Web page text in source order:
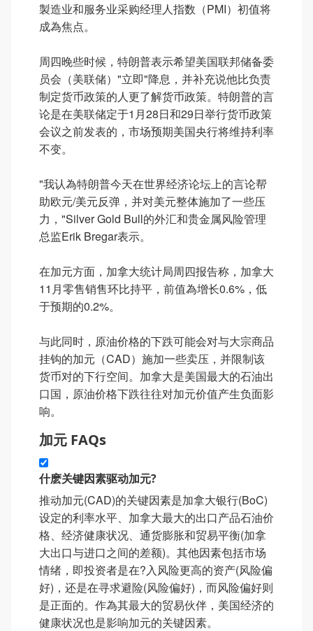
製造业和服务业采购经理人指数（PMI）初值将
成為焦点。
周四晚些时候，特朗普表示希望美国联邦储备委
员会（美联储）"立即"降息，并补充说他比负责
制定货币政策的人更了解货币政策。特朗普的言
论是在美联储定于1月28日和29日举行货币政策
会议之前发表的，市场预期美国央行将维持利率
不变。
"我认為特朗普今天在世界经济论坛上的言论帮
助欧元/美元反弹，并对美元整体施加了一些压
力，"Silver Gold Bull的外汇和贵金属风险管理
总监Erik Bregar表示。
在加元方面，加拿大统计局周四报告称，加拿大
11月零售销售环比持平，前值為增长0.6%，低
于预期的0.2%。
与此同时，原油价格的下跌可能会对与大宗商品
挂钩的加元（CAD）施加一些卖压，并限制该
货币对的下行空间。加拿大是美国最大的石油出
口国，原油价格下跌往往对加元价值产生负面影
响。
加元 FAQs
什麽关键因素驱动加元?
推动加元(CAD)的关键因素是加拿大银行(BoC)
设定的利率水平、加拿大最大的出口产品石油价
格、经济健康状况、通货膨胀和贸易平衡(加拿
大出口与进口之间的差额)。其他因素包括市场
情绪，即投资者是在?入风险更高的资产(风险偏
好)，还是在寻求避险(风险偏好)，而风险偏好则
是正面的。作為其最大的贸易伙伴，美国经济的
健康状况也是影响加元的关键因素。